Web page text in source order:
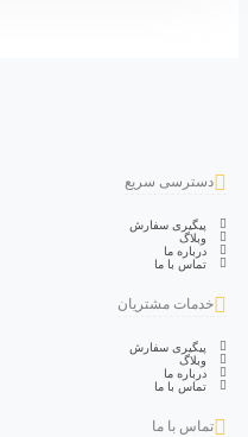
دسترسی سریع
پیگیری سفارش
وبلاگ
درباره ما
تماس با ما
خدمات مشتریان
پیگیری سفارش
وبلاگ
درباره ما
تماس با ما
تماس با ما